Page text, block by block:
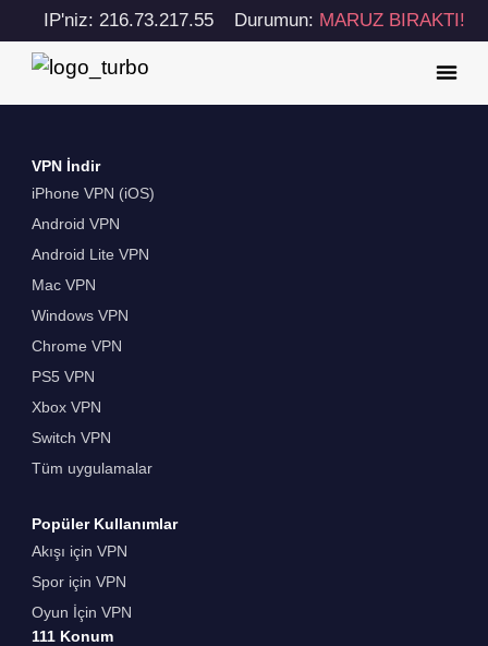
IP'niz: 216.73.217.55 Durumun: MARUZ BIRAKTI!
VPN İndir
iPhone VPN (iOS)
Android VPN
Android Lite VPN
Mac VPN
Windows VPN
Chrome VPN
PS5 VPN
Xbox VPN
Switch VPN
Tüm uygulamalar
Popüler Kullanımlar
Akışı için VPN
Spor için VPN
Oyun İçin VPN
111 Konum